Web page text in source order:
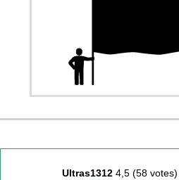
INIZIA A
Ultras13124,5 (58 votes)